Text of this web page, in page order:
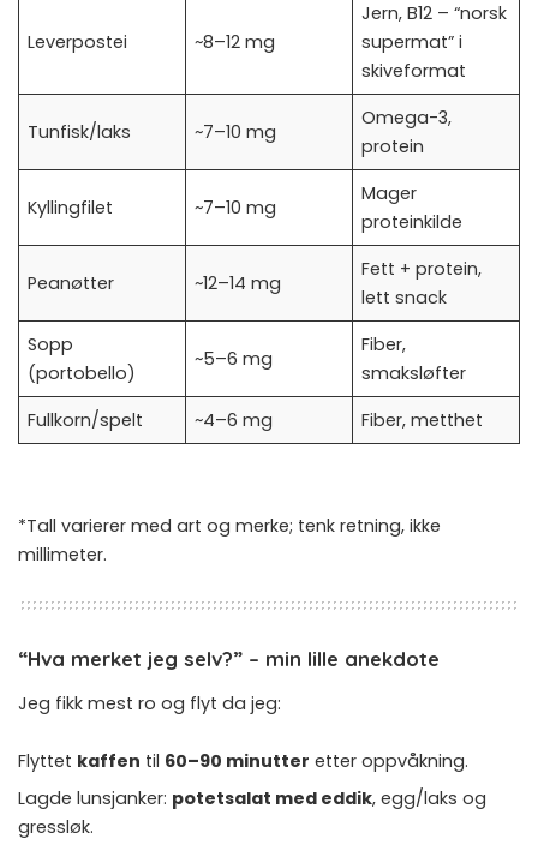
Leverpostei ~8–12 mg
Jern, B12 – “norsk
supermat” i
skiveformat
Tunfisk/laks ~7–10 mg
Omega-3,
protein
Kyllingfilet ~7–10 mg
Mager
proteinkilde
Peanøtter ~12–14 mg
Fett + protein,
lett snack
Sopp
(portobello)
~5–6 mg
Fiber,
smaksløfter
Fullkorn/spelt
~4–6 mg Fiber, metthet
*Tall varierer med art og merke; tenk retning, ikke
millimeter.
“Hva merket jeg selv?” – min lille anekdote
Jeg fikk mest ro og flyt da jeg:
Flyttet kaffen til 60–90 minutter etter oppvåkning.
Lagde lunsjanker: potetsalat med eddik, egg/laks og
gressløk.